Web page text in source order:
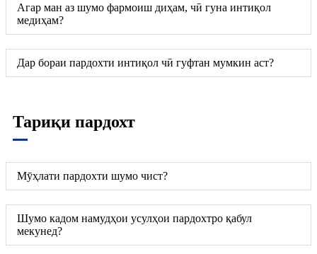
Агар ман аз шумо фармоиш диҳам, чӣ гуна интиқол
медиҳам?
Дар бораи пардохти интиқол чӣ гуфтан мумкин аст?
Тариқи пардохт
Мӯҳлати пардохти шумо чист?
Шумо кадом намудҳои усулҳои пардохтро қабул
мекунед?